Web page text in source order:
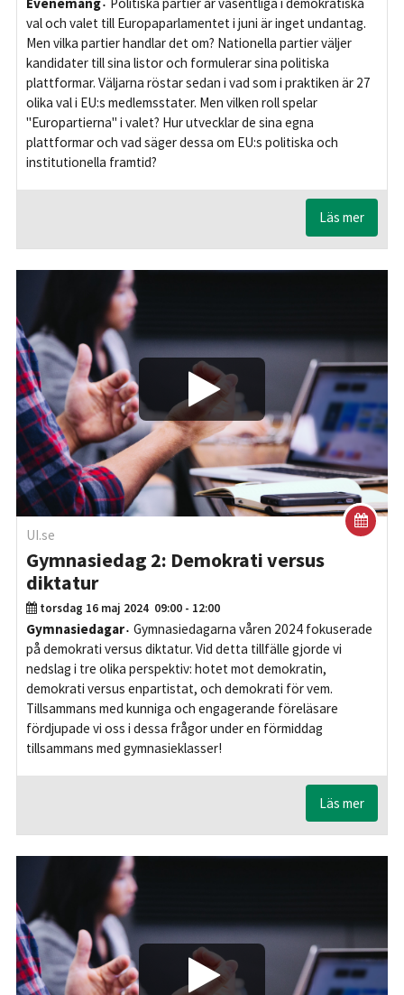
val och valet till Europaparlamentet i juni är inget undantag.
Men vilka partier handlar det om? Nationella partier väljer
kandidater till sina listor och formulerar sina politiska
plattformar. Väljarna röstar sedan i vad som i praktiken är 27
olika val i EU:s medlemsstater. Men vilken roll spelar
"Europartierna" i valet? Hur utvecklar de sina egna
plattformar och vad säger dessa om EU:s politiska och
institutionella framtid?
Läs mer
Play/Visa
UI.se
Gymnasiedag 2: Demokrati versus
diktatur
torsdag 16 maj 2024 09:00 - 12:00
Gymnasiedagar Gymnasiedagarna våren 2024 fokuserade
på demokrati versus diktatur. Vid detta tillfälle gjorde vi
nedslag i tre olika perspektiv: hotet mot demokratin,
demokrati versus enpartistat, och demokrati för vem.
Tillsammans med kunniga och engagerande föreläsare
fördjupade vi oss i dessa frågor under en förmiddag
tillsammans med gymnasieklasser!
Läs mer
Play/Visa